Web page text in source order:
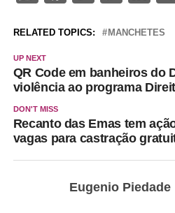
RELATED TOPICS: MANCHETES
UP NEXT
QR Code em banheiros do
violência ao programa
DON'T MISS
Recanto das Emas tem
vagas para castração
Eugenio Piedade